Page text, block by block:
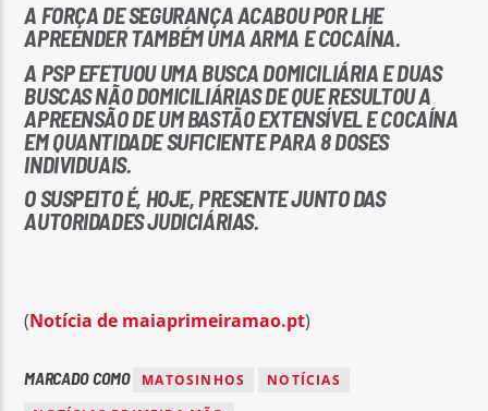
A FORÇA DE SEGURANÇA ACABOU POR LHE
APREENDER TAMBÉM UMA ARMA E COCAÍNA.
A PSP EFETUOU UMA BUSCA DOMICILIÁRIA E DUAS
BUSCAS NÃO DOMICILIÁRIAS DE QUE RESULTOU A
APREENSÃO DE UM BASTÃO EXTENSÍVEL E COCAÍNA
EM QUANTIDADE SUFICIENTE PARA 8 DOSES
INDIVIDUAIS.
O SUSPEITO É, HOJE, PRESENTE JUNTO DAS
AUTORIDADES JUDICIÁRIAS.
(Notícia de maiaprimeiramao.pt)
MARCADO COMO MATOSINHOS
NOTÍCIAS